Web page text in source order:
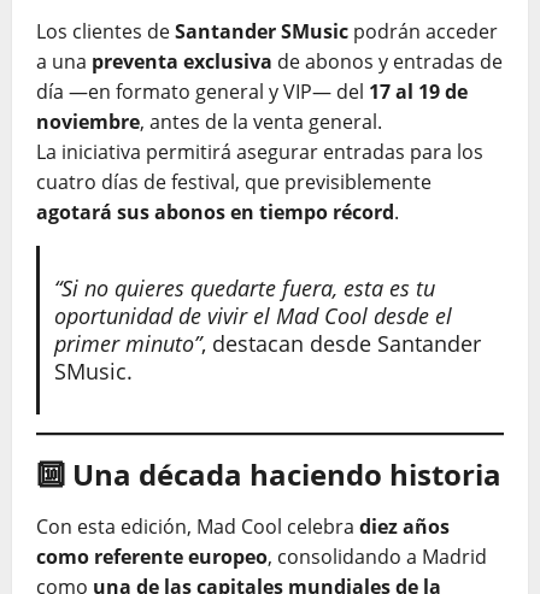
Los clientes deSantander SMusic podrán acceder
a una preventa exclusiva de abonos y entradas de
día —en formato general y VIP— del 17 al 19 de
noviembre, antes de la venta general.
La iniciativa permitirá asegurar entradas para los
cuatro días de festival, que previsiblemente
agotará sus abonos en tiempo récord.
“Si no quieres quedarte fuera, esta es tu
oportunidad de vivir el Mad Cool desde el
primer minuto”, destacan desde Santander
SMusic.
🔟 Una década haciendo historia
Con esta edición, Mad Cool celebra diez años
como referente europeo, consolidando a Madrid
como una de las capitales mundiales de la